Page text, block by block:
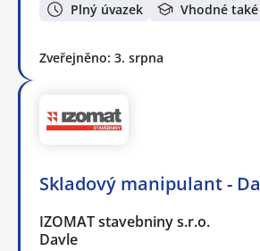
Plný úvazek Vhodné
Zveřejněno: 3. srpna
Skladový manipulant -
IZOMAT stavebniny s.r.o.
Davle